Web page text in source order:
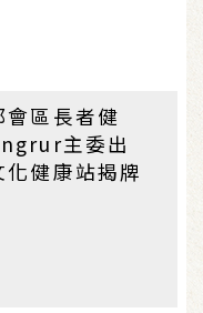
會區長者健
主委出
健康站揭牌